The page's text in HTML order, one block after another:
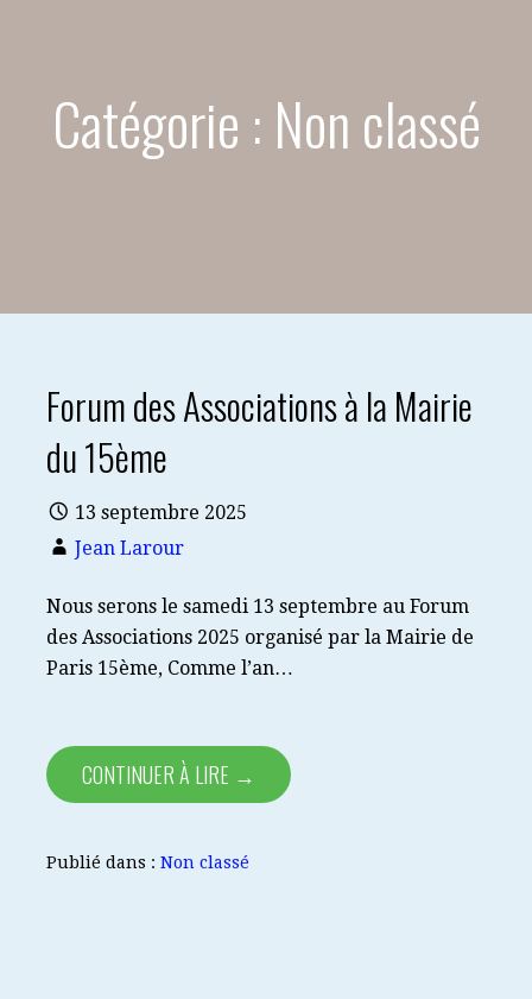
Catégorie : Non classé
Forum des Associations à la Mairie
du 15ème
13 septembre 2025
Jean Larour
Nous serons le samedi 13 septembre au Forum
des Associations 2025 organisé par la Mairie de
Paris 15ème, Comme l’an…
CONTINUER À LIRE →
Publié dans : Non classé